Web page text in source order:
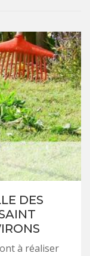
DES
à réaliser